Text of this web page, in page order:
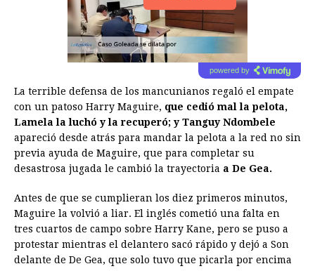
powered by
La terrible defensa de los mancunianos regaló el empate
con un patoso Harry Maguire, que cedió mal la pelota,
Lamela la luchó y la recuperó; y Tanguy Ndombele
apareció desde atrás para mandar la pelota a la red no sin
previa ayuda de Maguire, que para completar su
desastrosa jugada le cambió la trayectoria a De Gea.
Antes de que se cumplieran los diez primeros minutos,
Maguire la volvió a liar. El inglés cometió una falta en
tres cuartos de campo sobre Harry Kane, pero se puso a
protestar mientras el delantero sacó rápido y dejó a Son
delante de De Gea, que solo tuvo que picarla por encima